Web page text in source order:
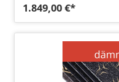
1.849,00 €*